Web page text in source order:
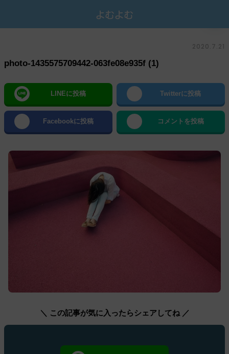
2020.7.21
photo-1435575709442-063fe08e935f (1)
LINEに投稿 Twitterに投稿
Facebookに投稿 コメントを投稿
＼ この記事が気に入ったらシェアしてね ／